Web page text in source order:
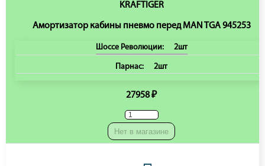
KRAFTIGER
Амортизатор кабины пневмо перед MAN TGA 945253
Шоссе Революции: 2шт
Парнас: 2шт
27958 ₽
Нет в магазине